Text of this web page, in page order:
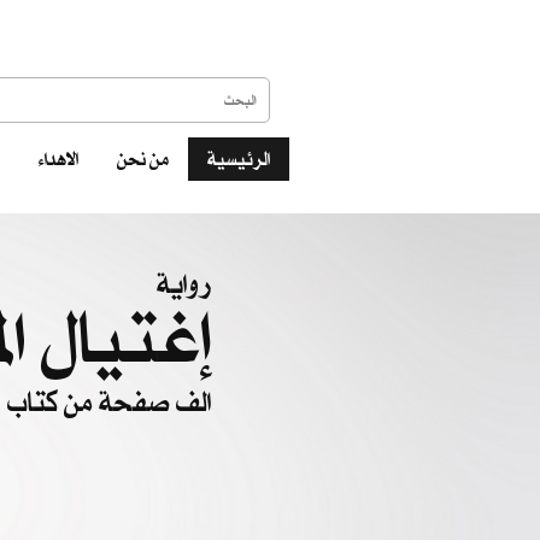
الرئيسية من نحن الاهداء
رواية
إغتيال
الف صفحة من كتاب